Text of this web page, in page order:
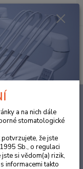
Hledat
za 0,00 Kč
a na nich dále
stomatologické
že jste
Sb., o regulaci
si vědom(a) rizik,
informacemi takto